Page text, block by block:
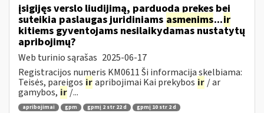
įsigijęs verslo liudijimą, parduoda prekes bei
suteikia paslaugas juridiniams asmenims...ir
kitiems gyventojams nesilaikydamas nustatytų
apribojimų?
Web turinio sąrašas 2025-06-17
Registracijos numeris KM0611 Ši informacija skelbiama:
Teisės, pareigos irapribojimai Kai prekybos ir / ar
gamybos, ir /...
apribojimai gpm gpmį 2 str 22 d
gpmį 10 str 2 d